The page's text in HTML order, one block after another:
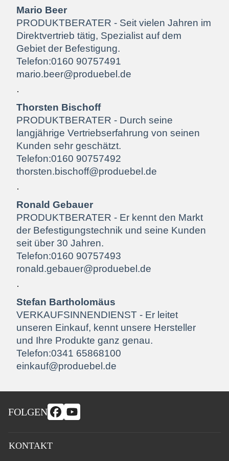
Mario Beer
PRODUKTBERATER - Seit vielen Jahren im
Direktvertrieb tätig, Spezialist auf dem
Gebiet der Befestigung.
Telefon:0160 90757491
mario.beer@produebel.de
Thorsten Bischoff
PRODUKTBERATER - Durch seine
langjährige Vertriebserfahrung von seinen
Kunden sehr geschätzt.
Telefon:0160 90757492
thorsten.bischoff@produebel.de
Ronald Gebauer
PRODUKTBERATER - Er kennt den Markt
der Befestigungstechnik und seine Kunden
seit über 30 Jahren.
Telefon:0160 90757493
ronald.gebauer@produebel.de
Stefan Bartholomäus
VERKAUFSINNENDIENST - Er leitet
unseren Einkauf, kennt unsere Hersteller
und Ihre Produkte ganz genau.
Telefon:0341 65868100
einkauf@produebel.de
FOLGEN
KONTAKT